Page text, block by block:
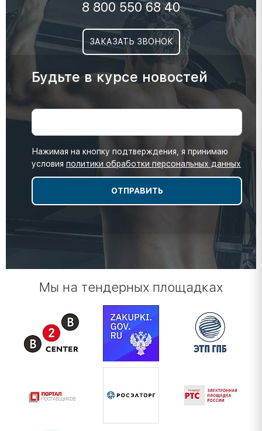
8 800 550 68 40
ЗАКАЗАТЬ ЗВОНОК
Будьте в курсе новостей
Нажимая на кнопку подтверждения, я принимаю
условия политики обработки персональных данных
Мы на тендерных площадках